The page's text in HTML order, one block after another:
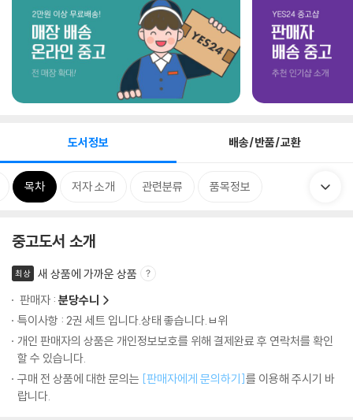
도서정보 배송/반품/교환
목차 저자 소개 관련분류 품목정보
중고도서 소개
최상
새 상품에 가까운 상품
판매자 : 분당수니
특이사항 : 2권 세트 입니다.상태 좋습니다.ㅂ위
개인 판매자의 상품은 개인정보보호를 위해 결제완료 후 연락처를 확인
할 수 있습니다.
구매 전 상품에 대한 문의는 [판매자에게 문의하기]를 이용해 주시기 바
랍니다.